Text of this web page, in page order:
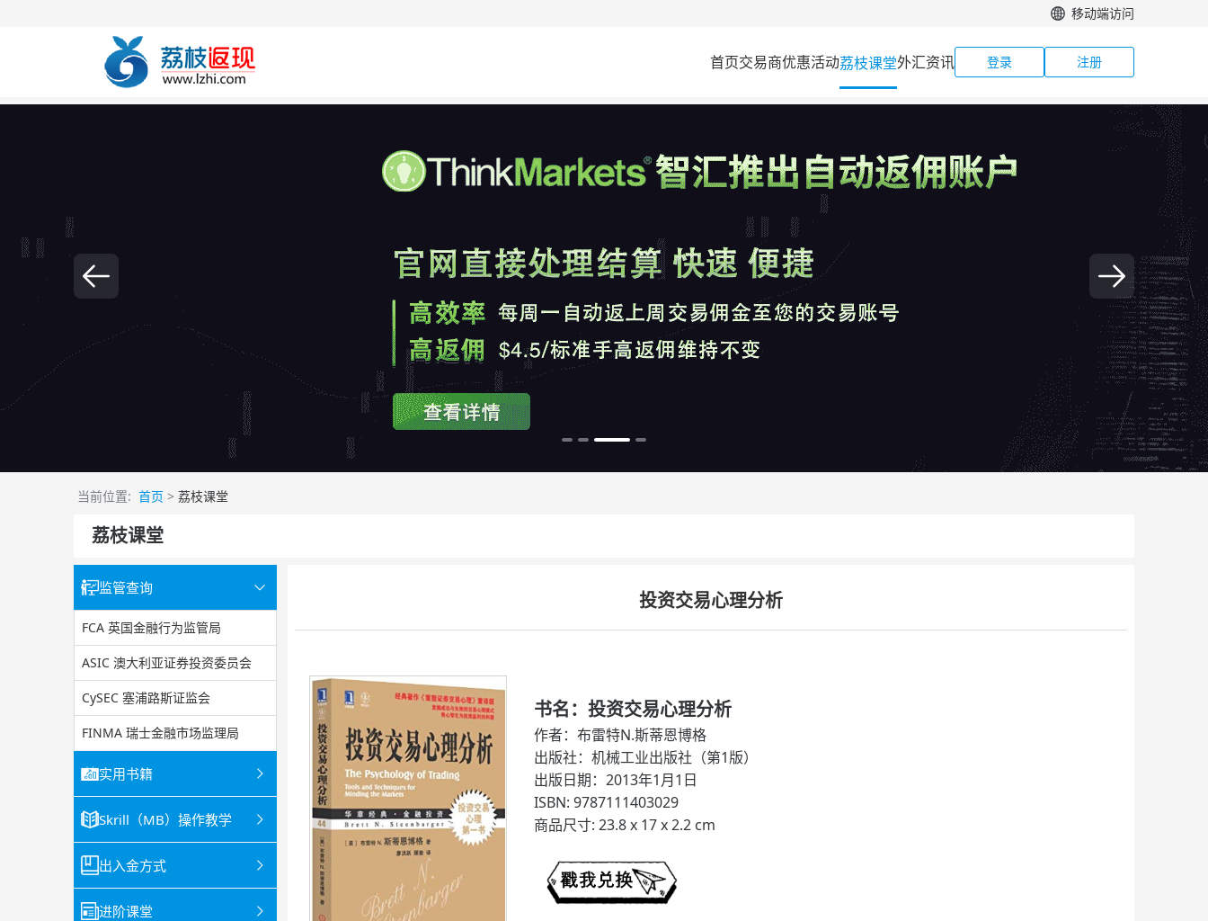
移动端访问
首页交易商优惠活动荔枝课堂外汇资讯 登录 注册
当前位置: 首页 > 荔枝课堂
荔枝课堂
监管查询
FCA 英国金融行为监管局
ASIC 澳大利亚证券投资委员会
CySEC 塞浦路斯证监会
FINMA 瑞士金融市场监理局
实用书籍
Skrill（MB）操作教学
出入金方式
进阶课堂
投资交易心理分析
书名：投资交易心理分析
作者：布雷特N.斯蒂恩博格
出版社：机械工业出版社（第1版）
出版日期：2013年1月1日
ISBN: 9787111403029
商品尺寸: 23.8 x 17 x 2.2 cm